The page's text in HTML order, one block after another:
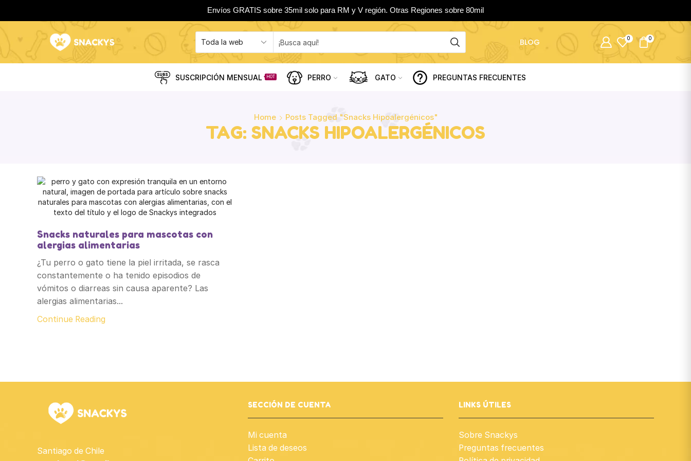
Envíos GRATIS sobre 35mil solo para RM y V región. Otras Regiones sobre 80mil
BLOG 0 0
SUSCRIPCIÓN MENSUAL HOT PERRO GATO PREGUNTAS FRECUENTES
Home Posts Tagged "snacks Hipoalergénicos"
TAG: SNACKS HIPOALERGÉNICOS
Snacks naturales para mascotas con
alergias alimentarias
¿Tu perro o gato tiene la piel irritada, se rasca
constantemente o ha tenido episodios de
vómitos o diarreas sin causa aparente? Las
alergias alimentarias...
Continue Reading
Santiago de Chile
SECCIÓN DE CUENTA
Mi cuenta
Lista de deseos
LINKS ÚTILES
Sobre Snackys
Preguntas frecuentes